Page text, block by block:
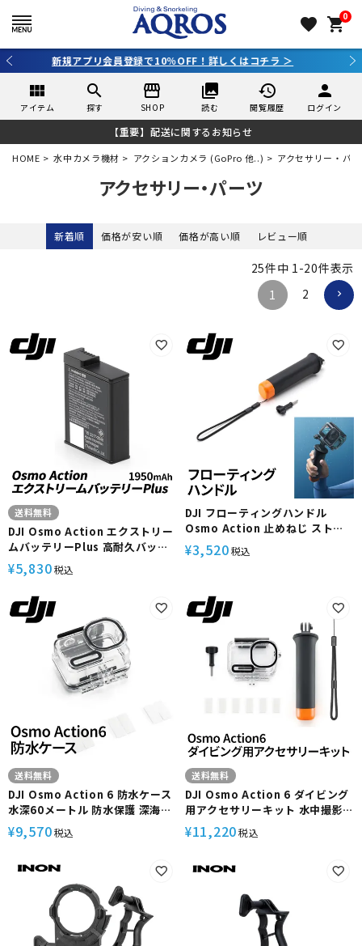
favorite 0
shopping_cart
3,980円（税込）以上のご購入で送料無料！
view_module
アイテム
search
探す
storefront
SHOP
collections
読む
history
閲覧履歴
person
ログイン
【重要】配送に関するお知らせ
HOME 水中カメラ機材 アクションカメラ (GoPro 他..) アクセサリー・パ
アクセサリー・パーツ
新着順 価格が安い順 価格が高い順 レビュー順
25件中 1-20件表示
1
2
送料無料
DJI Osmo Action エクストリー
ムバッテリーPlus 高耐久バッテ
リー 長時間撮影対応 アクション
カメラ用 交換 水中 ・容量1950
mAh 動作環境温度-20℃～45℃
カメラ アクティビティ ダイビン
グ シュノーケリング Osmo
360/6/5 Pro/4/3
¥5,830税込
DJI フローティングハンドル
Osmo Action 止めねじ ストラ
ップ 水中撮影対応 滑り止めグリ
ップ 中空構造 持ちやすい設計 コ
シュノーケリング
¥3,520税込
送料無料
DJI Osmo Action 6 防水ケース
水深60メートル 防水保護 深海撮
影 動画撮影対応 防水ハウジング
水中撮影 保護ケース水中 カメラ
ノーケリング バッテリーコンパ
ートメントカバー
¥9,570税込
送料無料
DJI Osmo Action 6 ダイビング
用アクセサリーキット 水中撮影
防水 ダイビング対応 水中クリエ
イション カメラ アクティビティ
水ケース 曇り止めインサート リ
ハンドル 止めねじ
¥11,220税込